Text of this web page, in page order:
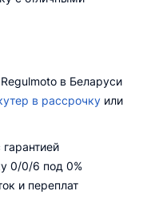
в Беларуси
в рассрочку или
0/0/6 под 0%
и переплат